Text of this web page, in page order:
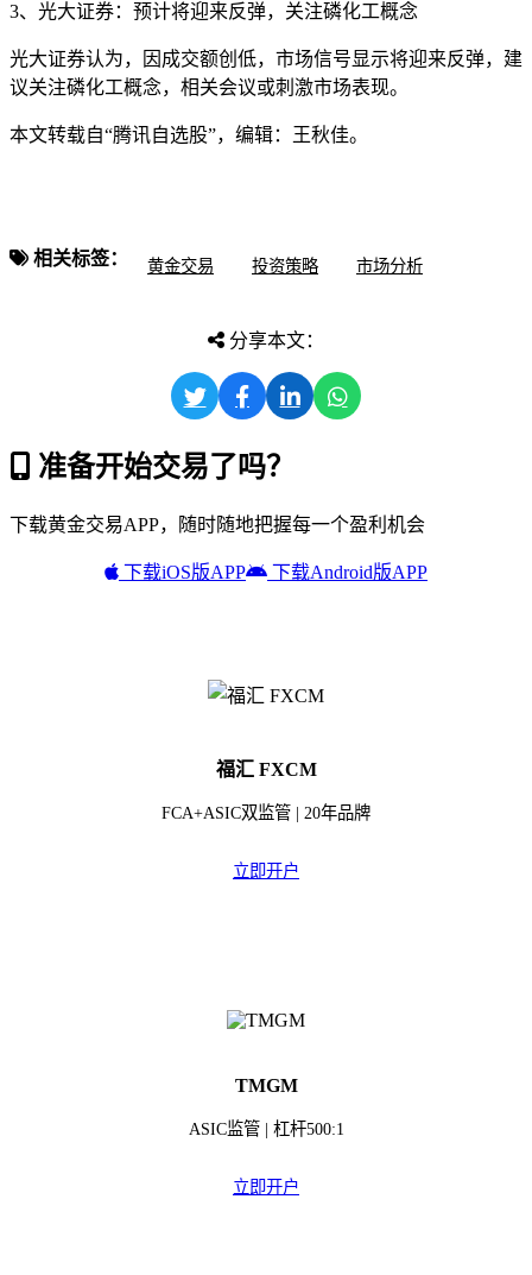
3、光大证券：预计将迎来反弹，关注磷化工概念
光大证券认为，因成交额创低，市场信号显示将迎来反弹，建
议关注磷化工概念，相关会议或刺激市场表现。
本文转载自“腾讯自选股”，编辑：王秋佳。
相关标签： 黄金交易 投资策略 市场分析
分享本文：
准备开始交易了吗？
下载黄金交易APP，随时随地把握每一个盈利机会
下载iOS版APP 下载Android版APP
福汇 FXCM
FCA+ASIC双监管 | 20年品牌
立即开户
TMGM
ASIC监管 | 杠杆500:1
立即开户